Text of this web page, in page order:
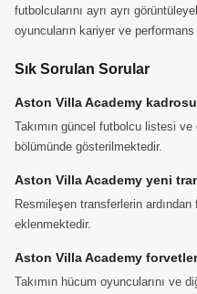
futbolcularını ayrı ayrı
oyuncuların kariyer ve
Sık Sorulan Sorular
Aston Villa Academy
Takımın güncel futbolcu listesi
bölümünde gösterilmektedir.
Aston Villa Academy yeni
Resmileşen transferlerin
eklenmektedir.
Aston Villa Academy
Takımın hücum oyuncularını ve